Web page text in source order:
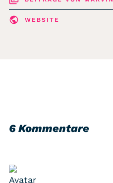
WEBSITE
6 Kommentare